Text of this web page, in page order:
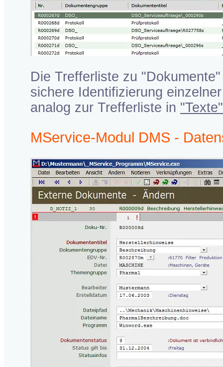
Die Trefferliste zu
sichere Identifizierung
analog zur Trefferliste in "Texte"
MService-Modul DMS -